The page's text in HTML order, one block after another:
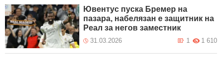
Ювентус пуска Бремер на
пазара, набелязан е защитник на
Реал за негов заместник
31.03.2026 1 610
1